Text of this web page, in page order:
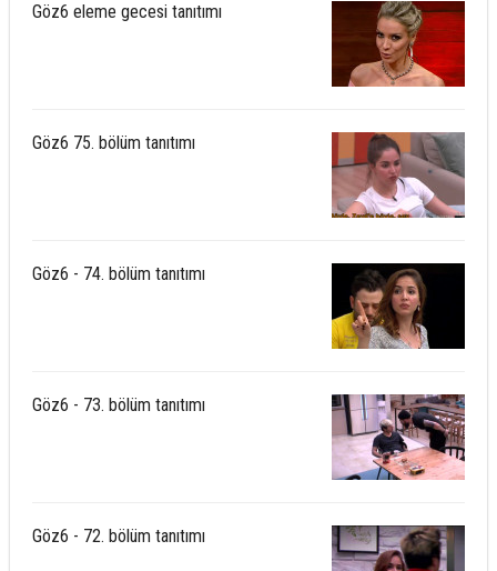
Göz6 eleme gecesi tanıtımı
Göz6 75. bölüm tanıtımı
Göz6 - 74. bölüm tanıtımı
Göz6 - 73. bölüm tanıtımı
Göz6 - 72. bölüm tanıtımı